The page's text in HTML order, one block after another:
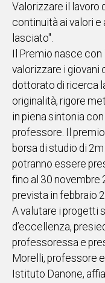
Valorizzare il lavoro
continuità ai valori e
lasciato".
Il Premio nasce
valorizzare i giovani
dottorato di ricerca
originalità, rigore
in piena sintonia
professore. Il
borsa di studio di
potranno essere
fino al 30 novembre
prevista in febbraio
A valutare i progetti
d’eccellenza,
professoressa e
Morelli, professore
Istituto Danone,